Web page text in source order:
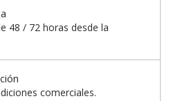
48 / 72 horas desde la
comerciales.